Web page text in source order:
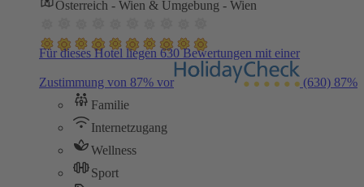
Österreich - Wien & Umgebung - Wien
Für dieses Hotel liegen 630 Bewertungen mit einer
Zustimmung von 87% vor (630) 87%
Familie
Internetzugang
Wellness
Sport